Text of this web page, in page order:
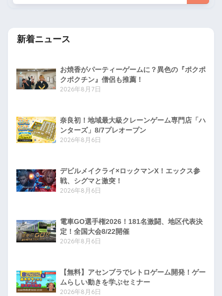
新着ニュース
お焼香がパーティーゲームに？異色の『ポクポ
クポクチン』僧侶も推薦！
2026年8月7日
奈良初！地域最大級クレーンゲーム専門店「ハ
ンターズ」8/7プレオープン
2026年8月6日
デビルメイクライ×ロックマンX！エックス参
戦、シグマと激突！
2026年8月6日
電車GO選手権2026！181名激闘、地区代表決
定！全国大会8/22開催
2026年8月6日
【無料】アセンブラでレトロゲーム開発！ゲー
ムらしい動きを学ぶセミナー
2026年8月6日